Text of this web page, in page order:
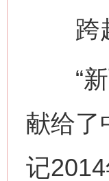
跨越
“新
献给了
记